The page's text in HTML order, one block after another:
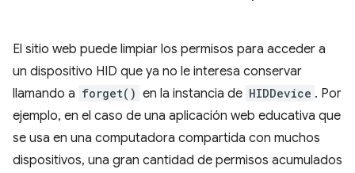
El sitio web puede limpiar los permisos para acceder a
un dispositivo HID que ya no le interesa conservar
llamando a forget() en la instancia de HIDDevice . Por
ejemplo, en el caso de una aplicación web educativa que
se usa en una computadora compartida con muchos
dispositivos, una gran cantidad de permisos acumulados